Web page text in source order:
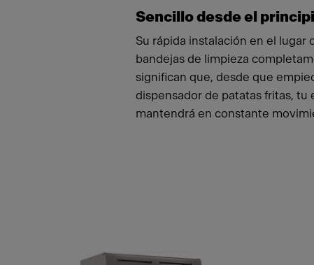
Sencillo desde el
Su rápida instalación en el lugar
bandejas de limpieza
significan que, desde que
dispensador de patatas fritas, tu
mantendrá en constante